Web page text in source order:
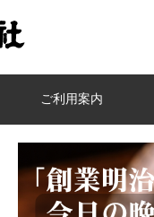
ご利用案内